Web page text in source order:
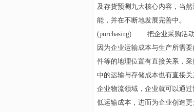
及存货预测九大核心内容，当
能，并在不断地发展完善中
(purchasing) 把企业采购活动
因为企业运输成本与生产所需
件等的地理位置有直接关系，
中的运输与存储成本也有直接
企业物流领域，企业就可以通
低运输成本，进而为企业创